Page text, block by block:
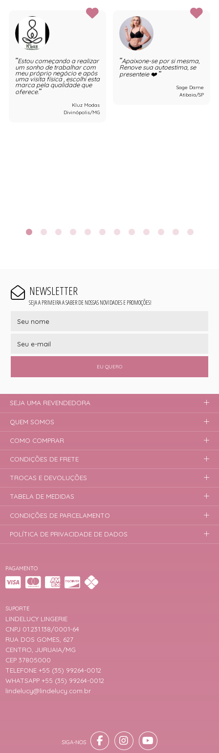
Estou começando a realizar
um sonho de trabalhar com
meu próprio negócio e após
uma visita física , escolhi esta
marca pela qualidade que
oferece.
Kluz Modas
Divinópolis/MG
Apaixone-se por si mesma,
Renove sua autoestima, se
presenteie ❤️
Sage Dame
Atibaia/SP
NEWSLETTER
SEJA A PRIMEIRA A SABER DE NOSSAS NOVIDADES E PROMOÇÕES!
EU QUERO
PAGAMENTO
SUPORTE
LINDELUCY LINGERIE
CNPJ 01.231.138/0001-64
RUA DOS GOMES, 627
CENTRO, JURUAIA/MG
CEP 37805000
TELEFONE +55 (35) 99264-0012
WHATSAPP +55 (35) 99264-0012
lindelucy@lindelucy.com.br
SEJA UMA REVENDEDORA
QUEM SOMOS
COMO COMPRAR
CONDIÇÕES DE FRETE
TROCAS E DEVOLUÇÕES
TABELA DE MEDIDAS
CONDIÇÕES DE PARCELAMENTO
POLÍTICA DE PRIVACIDADE DE DADOS